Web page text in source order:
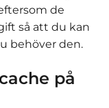
de
så att du kan
behöver den.
på